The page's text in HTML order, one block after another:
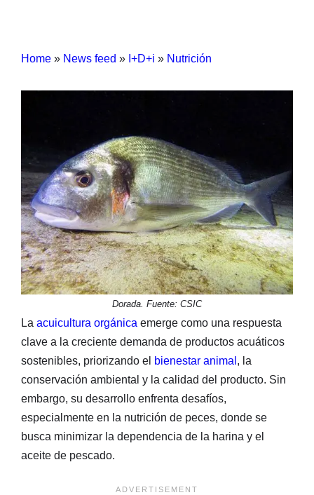
Home » News feed » I+D+i » Nutrición
Dorada. Fuente: CSIC
La acuicultura orgánica emerge como una respuesta
clave a la creciente demanda de productos acuáticos
sostenibles, priorizando el bienestar animal , la
conservación ambiental y la calidad del producto. Sin
embargo, su desarrollo enfrenta desafíos,
especialmente en la nutrición de peces, donde se
busca minimizar la dependencia de la harina y el
aceite de pescado.